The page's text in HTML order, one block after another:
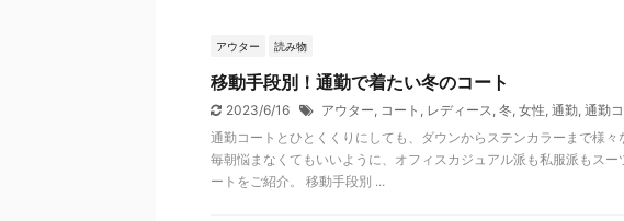
アウター 読み物
移動手段別！通勤で着たい冬のコート
2023/6/16 アウター, コート , レディース, 冬, 女性, 通勤, 通勤
通勤コートとひとくくりにしても、ダウンからステンカラーまで様々
毎朝悩まなくてもいいように、オフィスカジュアル派も私服派もスー
ートをご紹介。 移動手段別 ...